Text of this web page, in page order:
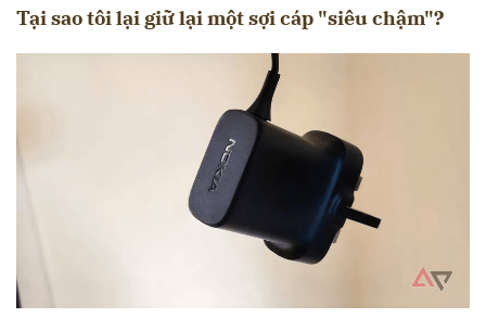
Tại sao tôi lại giữ lại một sợi cáp "siêu chậm"?